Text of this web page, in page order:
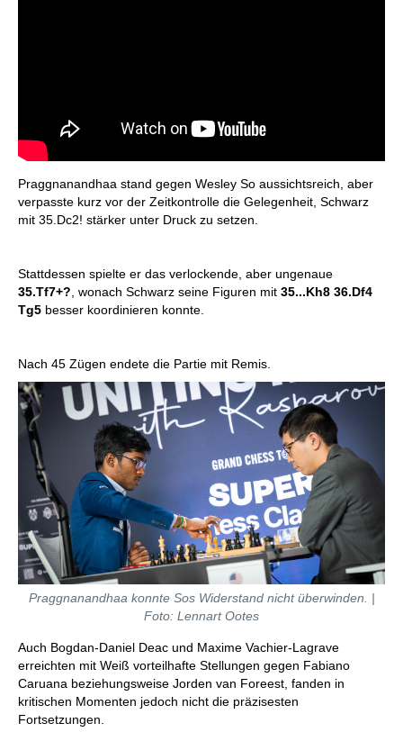
Praggnanandhaa stand gegen Wesley So aussichtsreich, aber
verpasste kurz vor der Zeitkontrolle die Gelegenheit, Schwarz
mit 35.Dc2! stärker unter Druck zu setzen.
Stattdessen spielte er das verlockende, aber ungenaue
35.Tf7+? , wonach Schwarz seine Figuren mit 35...Kh8 36.Df4
Tg5 besser koordinieren konnte.
Nach 45 Zügen endete die Partie mit Remis.
Praggnanandhaa konnte Sos Widerstand nicht überwinden. |
Foto: Lennart Ootes
Auch Bogdan-Daniel Deac und Maxime Vachier-Lagrave
erreichten mit Weiß vorteilhafte Stellungen gegen Fabiano
Caruana beziehungsweise Jorden van Foreest, fanden in
kritischen Momenten jedoch nicht die präzisesten
Fortsetzungen.